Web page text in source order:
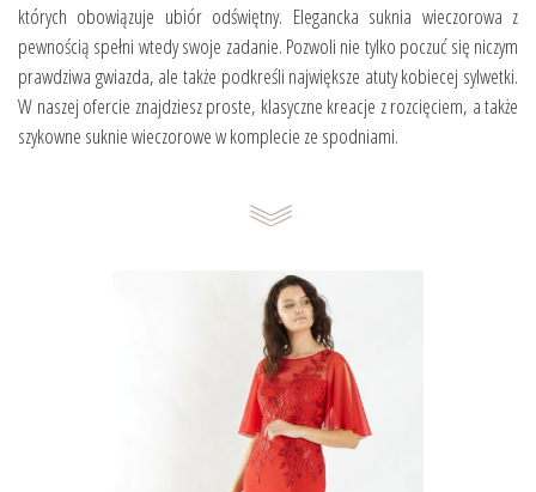
których obowiązuje ubiór odświętny. Elegancka suknia wieczorowa z
pewnością spełni wtedy swoje zadanie. Pozwoli nie tylko poczuć się niczym
prawdziwa gwiazda, ale także podkreśli największe atuty kobiecej sylwetki.
W naszej ofercie znajdziesz proste, klasyczne kreacje z rozcięciem, a także
szykowne suknie wieczorowe w komplecie ze spodniami.